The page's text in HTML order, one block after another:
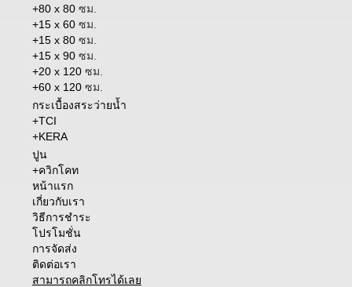
+80 x 80 ซม.
+15 x 60 ซม.
+15 x 80 ซม.
+15 x 90 ซม.
+20 x 120 ซม.
+60 x 120 ซม.
กระเบื้องสระว่ายน้ำ
+TCI
+KERA
ปูน
+ควิกโคท
หน้าแรก
เกี่ยวกับเรา
วิธีการชำระ
โปรโมชั่น
การจัดส่ง
ติดต่อเรา
สามารถคลิกโทรได้เลย